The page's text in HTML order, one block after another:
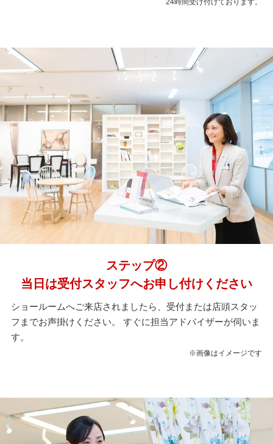
ステップ②
当日は受付スタッフへお申し付けください
ショールームへご来店されましたら、受付または店頭スタッ
フまでお声掛けください。 すぐに担当アドバイザーが伺いま
す。
※画像はイメージです